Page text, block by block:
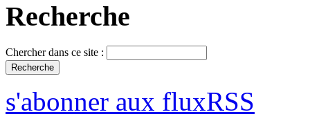
Recherche
Chercher dans ce site :
s'abonner aux fluxRSS